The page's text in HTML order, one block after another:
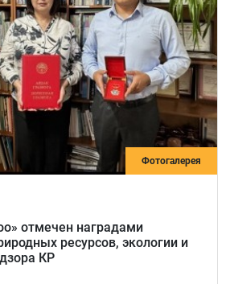
Фотогалерея
отмечен наградами
ресурсов, экологии и
КР